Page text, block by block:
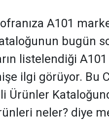
A101
bugün
listelendiği
ilgi görüyor. Bu
Ürünler
neler? diye